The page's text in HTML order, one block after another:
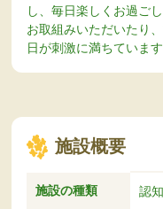
し、毎日楽しくお過ご
お取組みいただいたり
日が刺激に満ちています
施設概要
施設の種類 認